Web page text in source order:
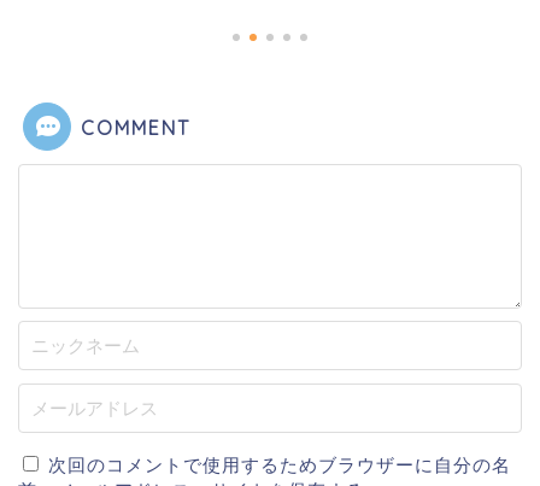
COMMENT
次回のコメントで使用するためブラウザーに自分の名